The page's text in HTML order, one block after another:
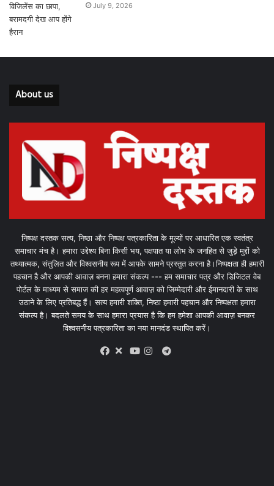
July 9, 2026
About us
निष्पक्ष दस्तक सत्य, निष्ठा और निष्पक्ष पत्रकारिता के मूल्यों पर आधारित एक स्वतंत्र
समाचार मंच है। हमारा उद्देश्य बिना किसी भय, पक्षपात या लोभ के जनहित से जुड़े मुद्दों को
तथ्यात्मक, संतुलित और विश्वसनीय रूप में आपके सामने प्रस्तुत करना है।निष्पक्षता ही हमारी
पहचान है और आपकी आवाज़ बनना हमारा संकल्प --- हम समाचार पत्र और डिजिटल वेब
पोर्टल के माध्यम से समाज की हर महत्वपूर्ण आवाज़ को जिम्मेदारी और ईमानदारी के साथ
उठाने के लिए प्रतिबद्ध हैं। सत्य हमारी शक्ति, निष्ठा हमारी पहचान और निष्पक्षता हमारा
संकल्प है। बदलते समय के साथ हमारा प्रयास है कि हम हमेशा आपकी आवाज़ बनकर
विश्वसनीय पत्रकारिता का नया मानदंड स्थापित करें।
X
Telegram